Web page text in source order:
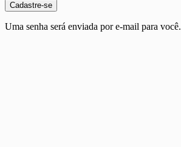
Cadastre-se
Uma senha será enviada por e-mail para você.